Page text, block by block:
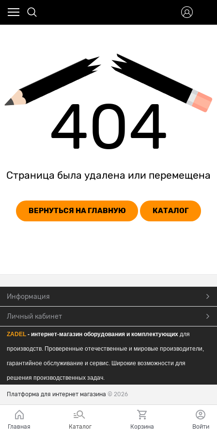
404
Страница была удалена или перемещена
ВЕРНУТЬСЯ НА ГЛАВНУЮ КАТАЛОГ
Информация
Личный кабинет
ZADEL - интернет-магазин оборудования и комплектующих для
производств. Проверенные отечественные и мировые производители,
гарантийное обслуживание и сервис. Широкие возможности для
решения производственных задач.
Платформа для интернет магазина © 2026
Главная Каталог Корзина Войти